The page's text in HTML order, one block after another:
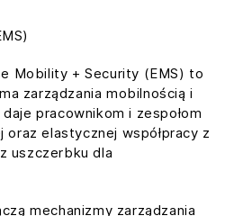
Mobility + Security (EMS) to
zarządzania mobilnością i
pracownikom i zespołom
oraz elastycznej współpracy z
uszczerbku dla
mechanizmy zarządzania